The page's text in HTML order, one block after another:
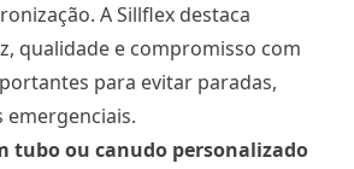
A Sillflex destaca
qualidade e compromisso com
para evitar paradas,
emergenciais.
tubo ou canudo personalizado